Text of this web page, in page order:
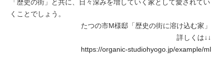
「歴史の街」と共に、日々深みを増していく家として愛されてい
くことでしょう。
たつの市M様邸「歴史の街に溶け込む家」
詳しくは↓↓
https://organic-studiohyogo.jp/example/ml